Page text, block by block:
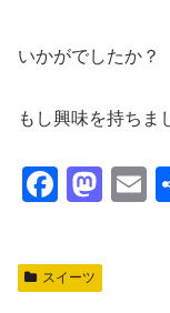
いかがでしたか？
もし興味を持ちま
F
c
e
M
E
スイーツ